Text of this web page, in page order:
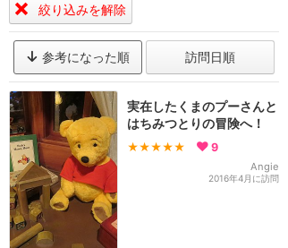
絞り込みを解除
参考になった順 訪問日順
実在したくまのプーさんと
はちみつとりの冒険へ！
★★★★★ 9
Angie
2016年4月に訪問